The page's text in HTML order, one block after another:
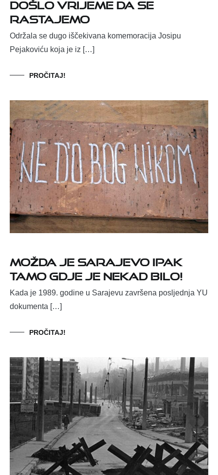
rastajemo
Održala se dugo iščekivana komemoracija Josipu
Pejakoviću koja je iz […]
PROČITAJ!
MOŽDA JE SARAJEVO IPAK
TAMO GDJE JE NEKAD BILO!
Kada je 1989. godine u Sarajevu završena posljednja YU
dokumenta […]
PROČITAJ!